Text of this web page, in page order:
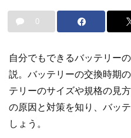
0
自分でもできるバッテリー
説。バッテリーの交換時期
テリーのサイズや規格の見
の原因と対策を知り、バッ
しょう。